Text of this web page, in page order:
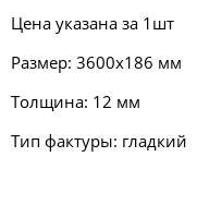
Цена указана за 1шт
Размер: 3600х186 мм
Толщина: 12 мм
Тип фактуры: гладкий